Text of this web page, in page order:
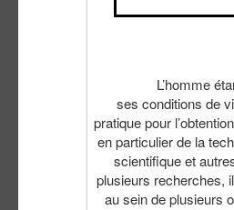
L’homme étant
ses conditions de
pratique pour
en particulier de la
scientifique et
plusieurs recherches,
au sein de plusieurs